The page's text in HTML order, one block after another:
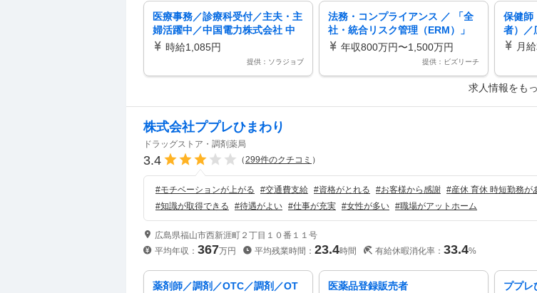
医療事務／診療科受付／主夫・主
婦活躍中／中国電力株式会社 中
電病院
時給1,085円
提供：ソラジョブ
法務・コンプライアンス ／ 「全
社・統合リスク管理（ERM）」
グループ全体の企業価値向上を牽
引する戦略的リスクマネジメント
年収800万円〜1,500万円
提供：ビズリーチ
保健師
者）／
月
求人情報をも
株式会社ププレひまわり
ドラッグストア・調剤薬局
3.4 （299件のクチコミ ）
#モチベーションが上がる #交通費支給 #資格がとれる #お客様から感謝 #産休 育休 時短勤務が
#知識が取得できる #待遇がよい #仕事が充実 #女性が多い #職場がアットホーム
広島県福山市西新涯町２丁目１０番１１号
平均年収： 367万円 平均残業時間： 23.4時間 有給休暇消化率： 33.4%
薬剤師／調剤／OTC／調剤／OT
医薬品登録販売者
ププレ